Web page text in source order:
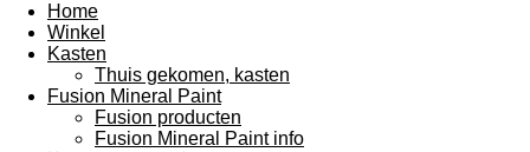
Home
Winkel
Kasten
Thuis gekomen, kasten
Fusion Mineral Paint
Fusion producten
Fusion Mineral Paint info